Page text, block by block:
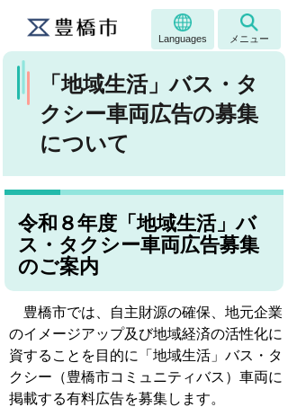
Languages メニュー
「地域生活」バス・タ
クシー車両広告の募集
について
令和８年度「地域生活」バ
ス・タクシー車両広告募集
のご案内
豊橋市では、自主財源の確保、地元企業
のイメージアップ及び地域経済の活性化に
資することを目的に「地域生活」バス・タ
クシー（豊橋市コミュニティバス）車両に
掲載する有料広告を募集します。